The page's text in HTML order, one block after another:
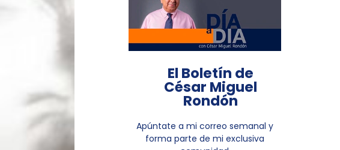
El Boletín de
César Miguel
Rondón
Apúntate a mi correo semanal y
forma parte de mi exclusiva